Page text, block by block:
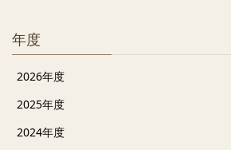
年度
2026年度
2025年度
2024年度